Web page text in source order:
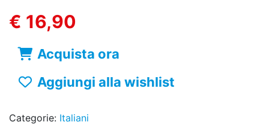
€ 16,90
Acquista ora
Aggiungi alla wishlist
Categorie: Italiani